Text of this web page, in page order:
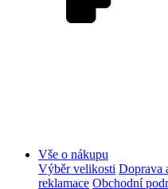
Vše o nákupu
Výběr velikosti Doprava
reklamace Obchodní